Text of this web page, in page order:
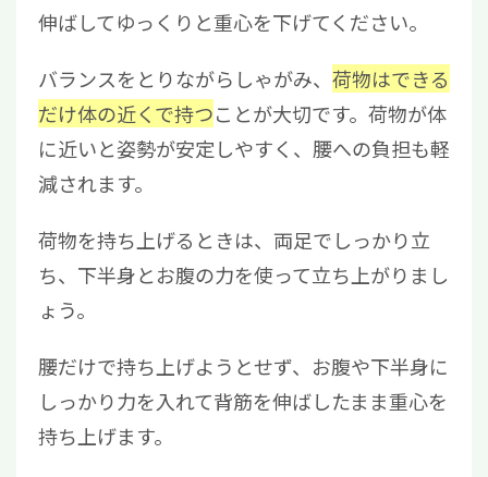
伸ばしてゆっくりと重心を下げてください。
バランスをとりながらしゃがみ、 荷物はできる
だけ体の近くで持つことが大切です。荷物が体
に近いと姿勢が安定しやすく、腰への負担も軽
減されます。
荷物を持ち上げるときは、両足でしっかり立
ち、下半身とお腹の力を使って立ち上がりまし
ょう。
腰だけで持ち上げようとせず、お腹や下半身に
しっかり力を入れて背筋を伸ばしたまま重心を
持ち上げます。